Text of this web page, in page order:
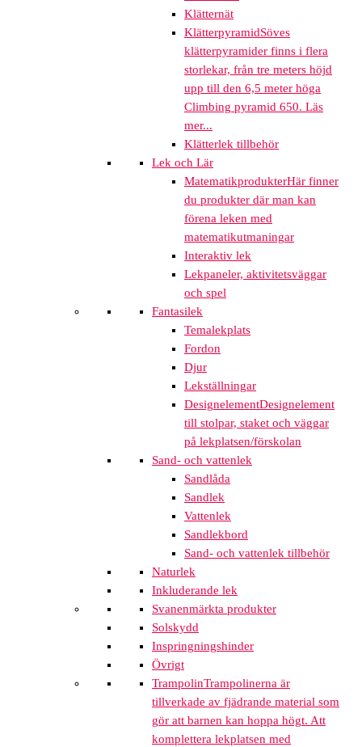
Klätternät
KlätterpyramidSöves
klätterpyramider finns i flera
storlekar, från tre meters höjd
upp till den 6,5 meter höga
Climbing pyramid 650. Läs
mer...
Klätterlek tillbehör
Lek och Lär
MatematikprodukterHär finner
du produkter där man kan
förena leken med
matematikutmaningar
Interaktiv lek
Lekpaneler, aktivitetsväggar
och spel
Fantasilek
Temalekplats
Fordon
Djur
Lekställningar
DesignelementDesignelement
till stolpar, staket och väggar
på lekplatsen/förskolan
Sand- och vattenlek
Sandlåda
Sandlek
Vattenlek
Sandlekbord
Sand- och vattenlek tillbehör
Naturlek
Inkluderande lek
Svanenmärkta produkter
Solskydd
Inspringningshinder
Övrigt
TrampolinTrampolinerna är
tillverkade av fjädrande material som
gör att barnen kan hoppa högt. Att
komplettera lekplatsen med